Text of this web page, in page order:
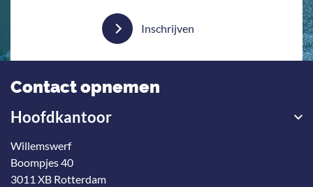
Inschrijven
Contact opnemen
Hoofdkantoor
Willemswerf
Boompjes 40
3011 XB Rotterdam